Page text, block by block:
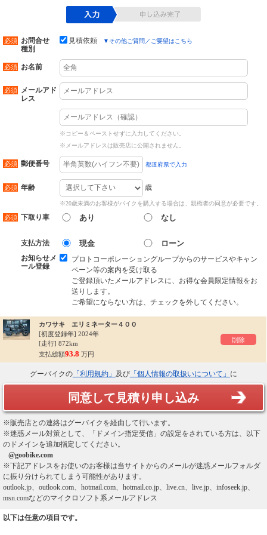
お問合せ
種別
見積依頼 ▼ その他ご質問／ご要望はこちら
お名前
メールアド
レス
※コピー＆ペーストせずに入力してください。
※メールアドレスは販売店に公開されません。
郵便番号 都道府県で入力
年齢 歳
※20歳未満のお客様がバイクを購入する場合は、親権者の同意が必要です。
下取り車 あり なし
支払方法 現金 ローン
お知らせメ
ール登録
プロトコーポレーショングループからのサービスやキャン
ペーン等の案内を受け取る
ご登録頂いたメールアドレスに、お得な会員限定情報をお
送りします。
ご希望にならない方は、チェックを外してください。
カワサキ エリミネーター４００
[初度登録年] 2024年
[走行] 872km
支払総額93.8 万円
削除
グーバイクの「利用規約」 及び「個人情報の取扱いについて」 に
同意して見積り申し込み
※販売店との連絡はグーバイクを経由して行います。
※迷惑メール対策として、「ドメイン指定受信」の設定をされている方は、以下
のドメインを追加指定してください。
@goobike.com
※下記アドレスをお使いのお客様は当サイトからのメールが迷惑メールフォルダ
に振り分けられてしまう可能性があります。
outlook.jp、outlook.com、hotmail.com、hotmail.co.jp、live.cn、live.jp、infoseek.jp、
msn.comなどのマイクロソフト系メールアドレス
以下は任意の項目です。